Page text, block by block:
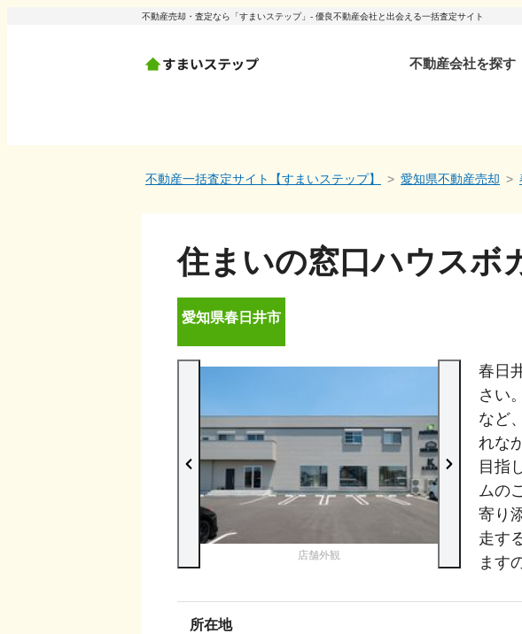
不動産売却・査定なら「すまいステップ」- 優良不動産会社と出会える一括査定サイト
不動産会社を探す
不動産一括査定サイト【すまいステップ】 愛知県不動産売却
住まいの窓口ハウスボ
愛知県春日井市
店舗外観
春日
さい
など
れな
目指
ムの
寄り
走す
ます
所在地